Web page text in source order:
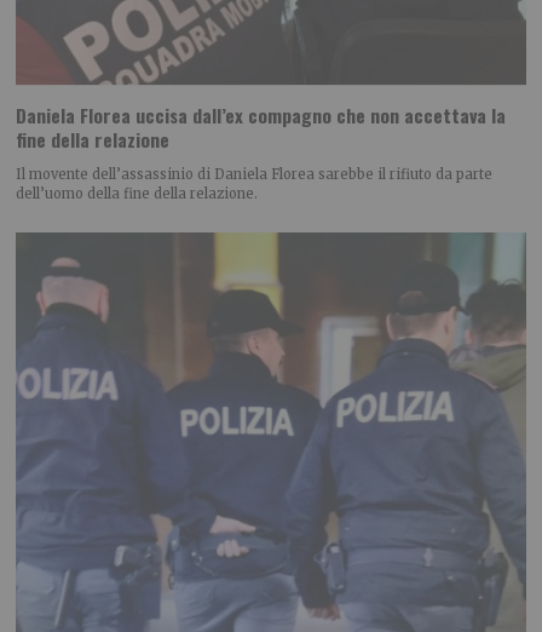
Daniela Florea uccisa dall’ex compagno che non accettava la
fine della relazione
Il movente dell’assassinio di Daniela Florea sarebbe il rifiuto da parte
dell’uomo della fine della relazione.